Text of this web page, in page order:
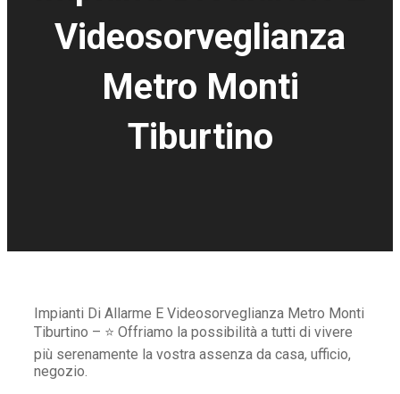
Videosorveglianza
Metro Monti
Tiburtino
Impianti Di Allarme E Videosorveglianza Metro Monti
Tiburtino – ⭐ Offriamo la possibilità a tutti di vivere
più serenamente la vostra assenza da casa, ufficio,
negozio.